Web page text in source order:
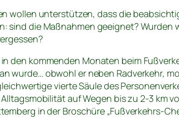
wollen unterstützen, dass die
sind die Maßnahmen geeignet?
den kommenden Monaten beim
wurde… obwohl er neben Radverkehr,
vierte Säule des
auf Wegen bis zu 2-3 km
in der Broschüre „Fußverkehrs-